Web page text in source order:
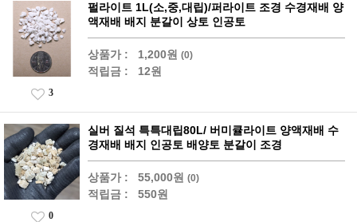
펄라이트 1L(소,중,대립)/퍼라이트 조경 수경재배 양
액재배 배지 분갈이 상토 인공토
상품가 : 1,200원 (0)
적립금 : 12원
3
실버 질석 특특대립80L/ 버미큘라이트 양액재배 수
경재배 배지 인공토 배양토 분갈이 조경
상품가 : 55,000원 (0)
적립금 : 550원
0